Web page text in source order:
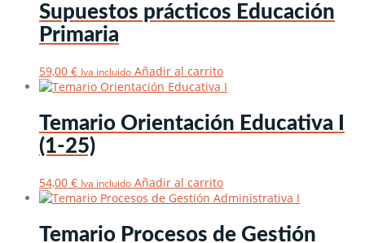
Supuestos prácticos Educación
Primaria
59,00 € Iva incluido Añadir al carrito
Temario Orientación Educativa I
(1-25)
54,00 € Iva incluido Añadir al carrito
Temario Procesos de Gestión